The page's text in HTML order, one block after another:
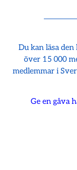
Du kan läsa
över 15 000
medlemmar i
Ge en gåva